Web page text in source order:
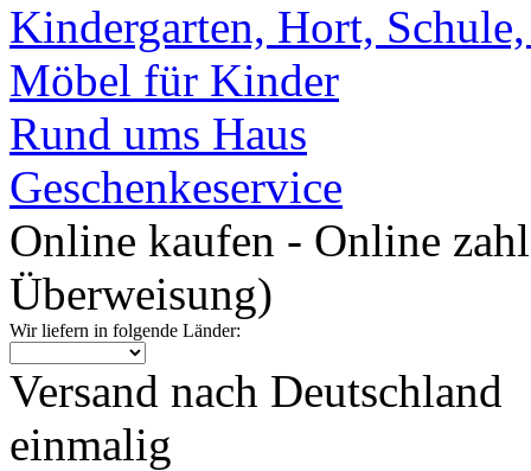
Kindergarten, Hort,
Möbel für Kinder
Rund ums Haus
Geschenkeservice
Online kaufen - Online
Überweisung)
Wir liefern in folgende Länder:
Versand nach Deutschland
einmalig